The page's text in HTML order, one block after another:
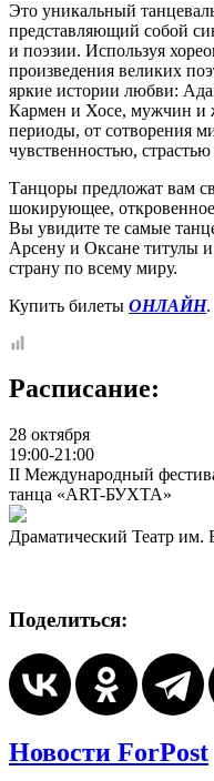
Это уникальный
представляющий собой
и поэзии. Используя
произведения великих
яркие истории любви:
Кармен и Хосе, мужчин и
периоды, от сотворения
чувственностью,
Танцоры предложат вам
шокирующее,
Вы увидите те самые
Арсену и Оксане титулы
страну по всему миру.
Купить билеты ОНЛАЙН.
Расписание:
28 октября
19:00-21:00
II Международный
танца «ART-БУХТА»
Драматический Театр им.
Поделиться:
Новости ForPost